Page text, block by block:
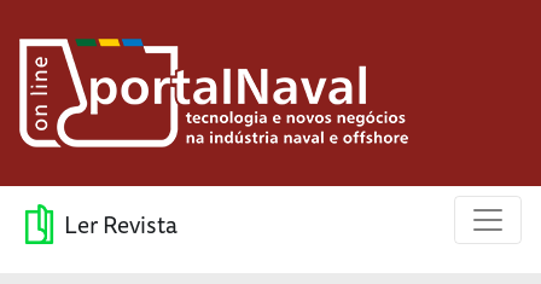
Ler Revista